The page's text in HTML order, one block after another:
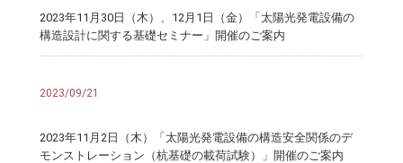
2023年11月30日（木）、12月1日（金）「太陽光発電設備の
構造設計に関する基礎セミナー」開催のご案内
2023/09/21
2023年11月2日（木）「太陽光発電設備の構造安全関係のデ
モンストレーション（杭基礎の載荷試験）」開催のご案内